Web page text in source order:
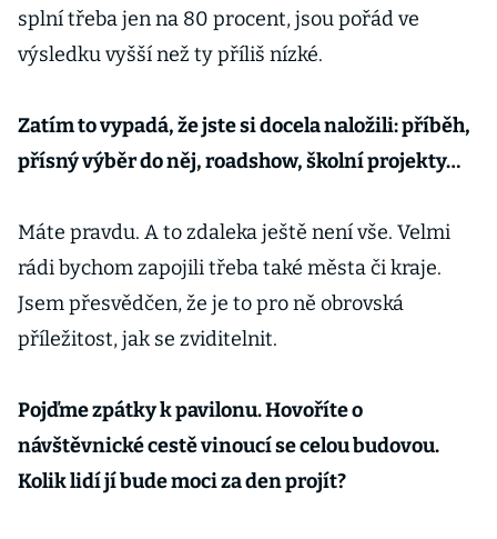
splní třeba jen na 80 procent, jsou pořád ve
výsledku vyšší než ty příliš nízké.
Zatím to vypadá, že jste si docela naložili: příběh,
přísný výběr do něj, roadshow, školní projekty…
Máte pravdu. A to zdaleka ještě není vše. Velmi
rádi bychom zapojili třeba také města či kraje.
Jsem přesvědčen, že je to pro ně obrovská
příležitost, jak se zviditelnit.
Pojďme zpátky k pavilonu. Hovoříte o
návštěvnické cestě vinoucí se celou budovou.
Kolik lidí jí bude moci za den projít?